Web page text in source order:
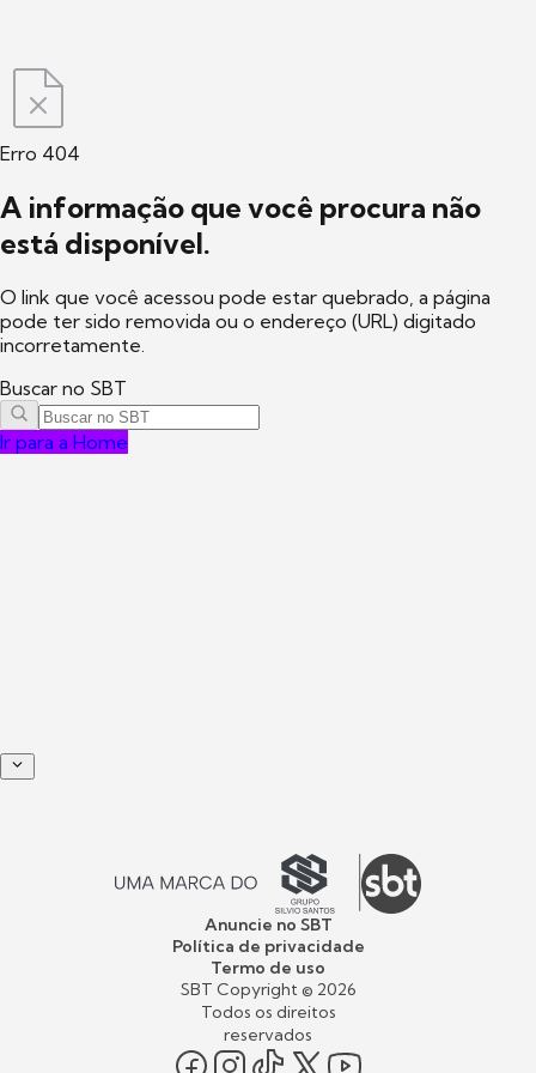
Erro 404
A informação que você procura não
está disponível.
O link que você acessou pode estar quebrado, a página
pode ter sido removida ou o endereço (URL) digitado
incorretamente.
Buscar no SBT
Ir para a Home
Anuncie no SBT
Política de privacidade
Termo de uso
SBT Copyright © 2026
Todos os direitos
reservados